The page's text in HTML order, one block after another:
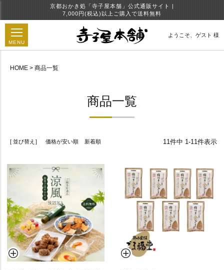
京都おかき処「寺子屋本舗」公式通販サイト |
7,000円(税込)以上ご購入で送料無料
MENU
ようこそ、 ゲスト 様
HOME 商品一覧
商品一覧
並び替え 価格が安い順 新着順 11件中 1-11件表示